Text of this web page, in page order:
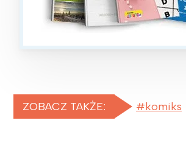
ZOBACZ TAKŻE: komiks